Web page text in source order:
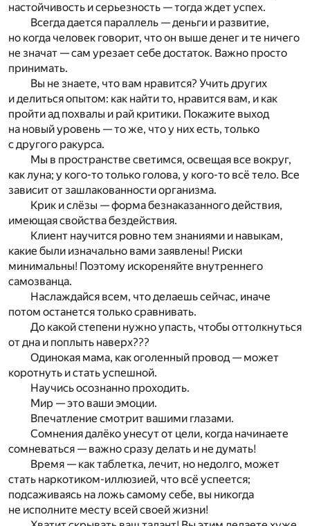
настойчивость и серьезность — тогда ждет успех.
Всегда дается параллель — деньги и развитие,
но когда человек говорит, что он выше денег и те ничего
не значат — сам урезает себе достаток. Важно просто
принимать.
Вы не знаете, что вам нравится? Учить других
и делиться опытом: как найти то, нравится вам, и как
пройти ад похвалы и рай критики. Покажите выход
на новый уровень — то же, что у них есть, только
с другого ракурса.
Мы в пространстве светимся, освещая все вокруг,
как луна; у кого-то только голова, у кого-то всё тело. Все
зависит от зашлакованности организма.
Крик и слёзы — форма безнаказанного действия,
имеющая свойства бездействия.
Клиент научится ровно тем знаниями и навыкам,
какие были изначально вами заявлены! Риски
минимальны! Поэтому искореняйте внутреннего
самозванца.
Наслаждайся всем, что делаешь сейчас, иначе
потом останется только сравнивать.
До какой степени нужно упасть, чтобы оттолкнуться
от дна и поплыть наверх???
Одинокая мама, как оголенный провод — может
коротнуть и стать успешной.
Научись осознанно проходить.
Мир — это ваши эмоции.
Впечатление смотрит вашими глазами.
Сомнения далёко унесут от цели, когда начинаете
сомневаться — важно сразу делать и не думать!
Время — как таблетка, лечит, но недолго, может
стать наркотиком-иллюзией, что всё успеется;
подсаживаясь на ложь самому себе, вы никогда
не исполните месту всей своей жизни!